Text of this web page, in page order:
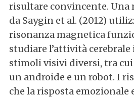
risultare convincente. Una
da Saygin et al. (2012)
risonanza magnetica
studiare l’attività cerebrale
stimoli visivi diversi, tra cui
un androide e un robot. I
che la risposta emozionale